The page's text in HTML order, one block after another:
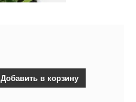
Добавить в корзину